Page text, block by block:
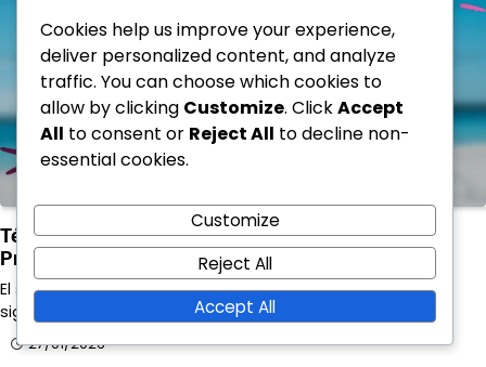
Técnicas de saque bajo: Uso histórico, Evolución,
Preferencias de los jugadores
El saque bajo es una técnica que ha evolucionado
significativamente a lo largo del tiempo,…
27/01/2026
Cookies help us improve your experience,
deliver personalized content, and analyze
traffic. You can choose which cookies to
allow by clicking Customize. ClickAccept
All to consent or Reject All to decline non-
essential cookies.
Customize
Reject All
Accept All